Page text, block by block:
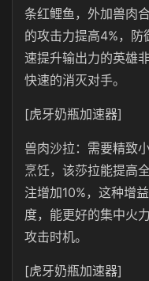
条红鲤鱼，外加兽肉
的攻击力提高4%，
速提升输出力的英雄
快速的消灭对手。
[虎牙奶瓶加速器]
兽肉沙拉：需要精致
烹饪，该莎拉能提高
注增加10%，这种增
度，能更好的集中火
攻击时机。
[虎牙奶瓶加速器]